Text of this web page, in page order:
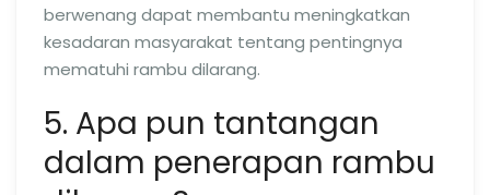
berwenang dapat membantu meningkatkan
kesadaran masyarakat tentang pentingnya
mematuhi rambu dilarang.
5. Apa pun tantangan
dalam penerapan rambu